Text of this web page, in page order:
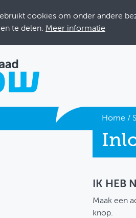
cookies om onder andere
te delen. Meer informatie
Home /
IK HEB
Maak een
knop.